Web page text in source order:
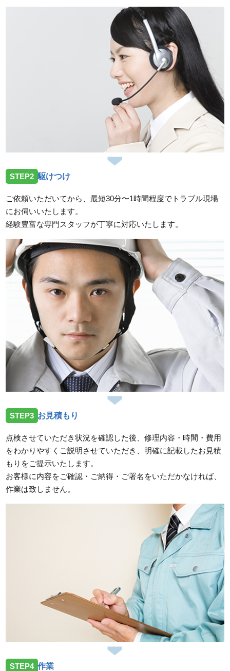
STEP2 駆けつけ
ご依頼いただいてから、最短30分〜1時間程度でトラブル現場
にお伺いいたします。
経験豊富な専門スタッフが丁寧に対応いたします。
STEP3 お見積もり
点検させていただき状況を確認した後、修理内容・時間・費用
をわかりやすくご説明させていただき、明確に記載したお見積
もりをご提示いたします。
お客様に内容をご確認・ご納得・ご署名をいただかなければ、
作業は致しません。
STEP4 作業